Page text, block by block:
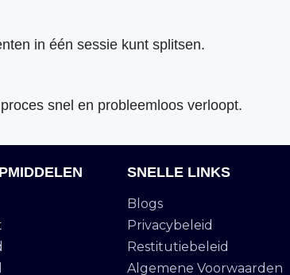
in één sessie kunt splitsen.
snel en probleemloos verloopt.
SNELLE LINKS
Blogs
Privacybeleid
Restitutiebeleid
Algemene Voorwaarden